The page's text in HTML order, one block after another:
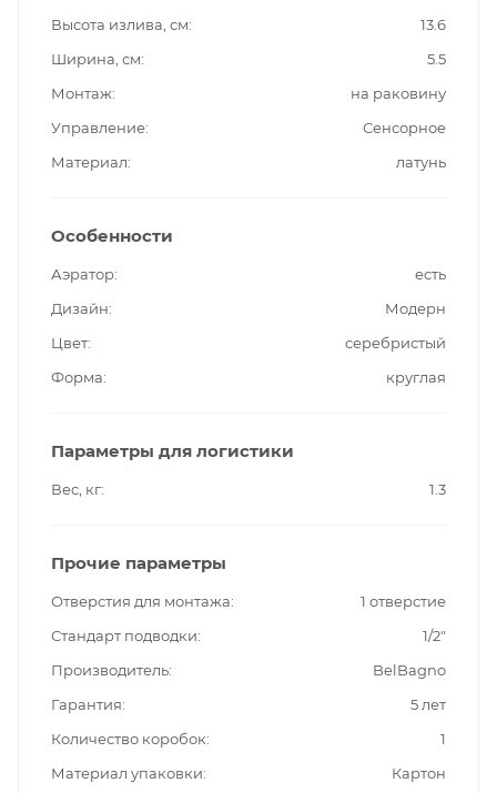
Высота излива, см
13.6
Ширина, см
5.5
Монтаж
на раковину
Управление
Сенсорное
Материал
латунь
Особенности
Аэратор
есть
Дизайн
Модерн
Цвет
серебристый
Форма
круглая
Параметры для логистики
Вес, кг 1.3
Прочие параметры
Отверстия для монтажа
1 отверстие
Стандарт подводки
1/2"
Производитель
BelBagno
Гарантия
5 лет
Количество коробок
1
Материал упаковки
Картон